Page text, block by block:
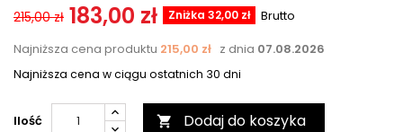
215,00 zł 183,00 zł Zniżka 32,00 zł
Brutto
Najniższa cena produktu 215,00 zł z dnia 07.08.2026
Najniższa cena w ciągu ostatnich 30 dni
Ilość  Dodaj do koszyka